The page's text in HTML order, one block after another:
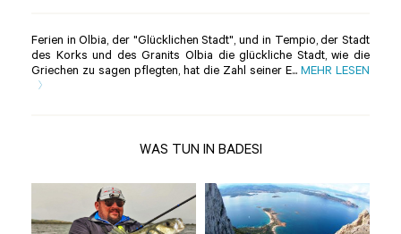
Ferien in Olbia, der "Glücklichen Stadt", und in Tempio, der Stadt
des Korks und des Granits Olbia die glückliche Stadt, wie die
Griechen zu sagen pflegten, hat die Zahl seiner E... MEHR LESEN
WAS TUN IN BADESI